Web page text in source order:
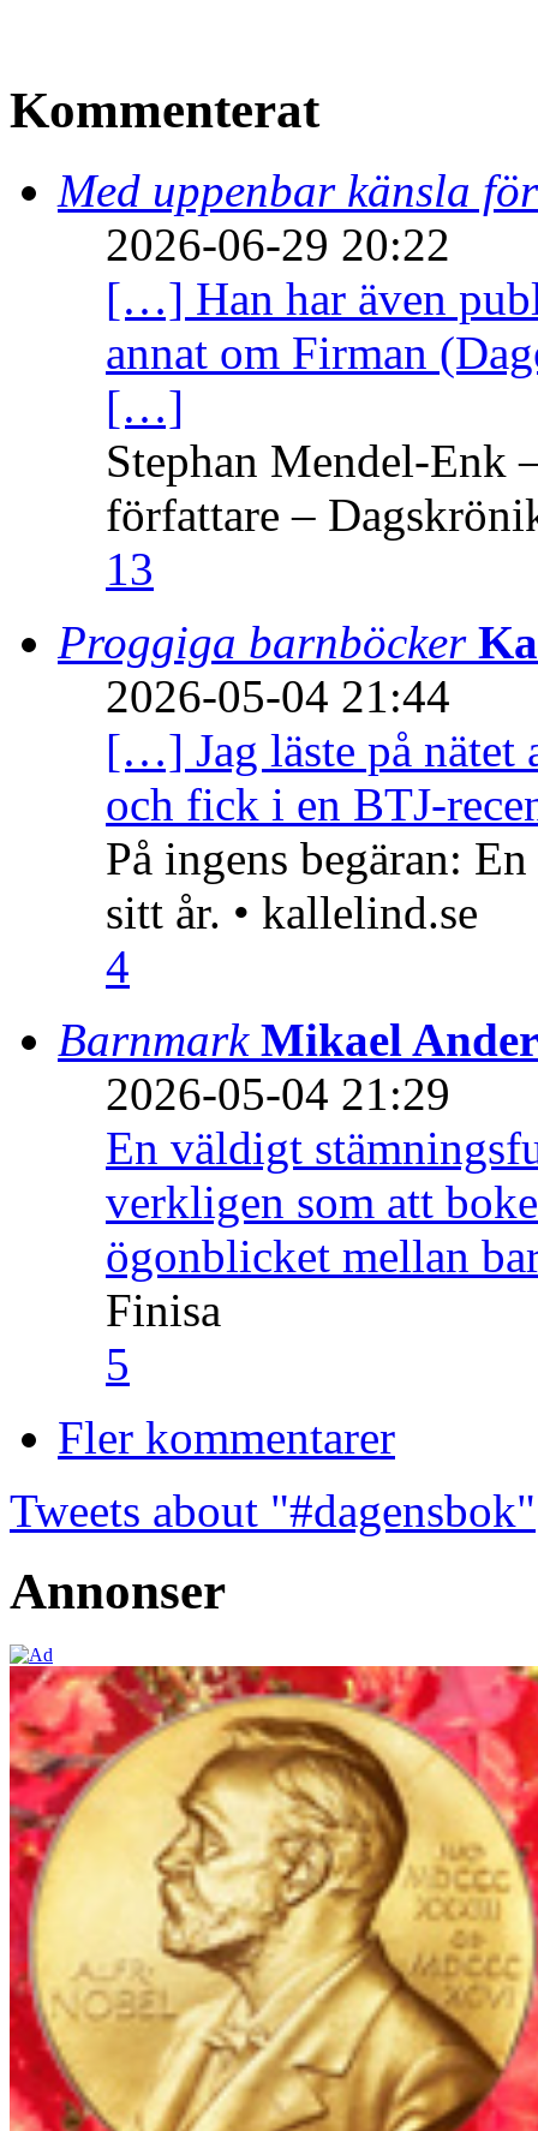
Kommenterat
Med uppenbar känsla
2026-06-29 20:22
[…] Han har även
annat om Firman
[…]
Stephan Mendel-Enk
författare –
13
Proggiga barnböcker
2026-05-04 21:44
[…] Jag läste på nätet
och fick i en BTJ-
På ingens begäran:
sitt år. • kallelind.se
4
Barnmark Mikael
2026-05-04 21:29
En väldigt
verkligen som att
ögonblicket mellan
Finisa
5
Fler kommentarer
Tweets about "#dagensbok"
Annonser